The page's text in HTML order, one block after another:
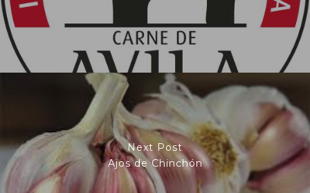
Next Post
Ajos de Chinchón